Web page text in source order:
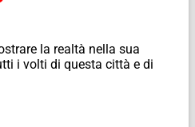
la realtà nella sua
i volti di questa città e di